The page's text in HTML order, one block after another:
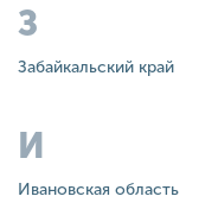
З
Забайкальский край
И
Ивановская область